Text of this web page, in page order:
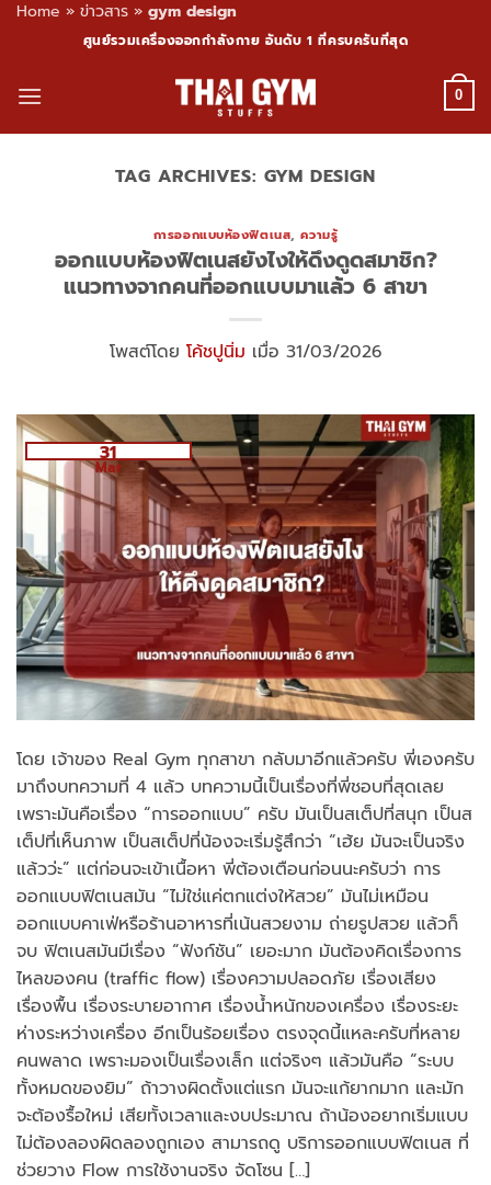
Home » ข่าวสาร » gym design
content
ศูนย์รวมเครื่องออกกำลังกาย อันดับ 1 ที่ครบครันที่สุด
0
TAG ARCHIVES: GYM DESIGN
การออกแบบห้องฟิตเนส,ความรู้
ออกแบบห้องฟิตเนสยังไงให้ดึงดูดสมาชิก?
แนวทางจากคนที่ออกแบบมาแล้ว 6 สาขา
โพสต์โดย โค้ชปูนิ่ม เมื่อ 31/03/2026
31
Mar
โดย เจ้าของ Real Gym ทุกสาขา กลับมาอีกแล้วครับ พี่เองครับ
มาถึงบทความที่ 4 แล้ว บทความนี้เป็นเรื่องที่พี่ชอบที่สุดเลย
เพราะมันคือเรื่อง “การออกแบบ” ครับ มันเป็นสเต็ปที่สนุก เป็นส
เต็ปที่เห็นภาพ เป็นสเต็ปที่น้องจะเริ่มรู้สึกว่า “เฮ้ย มันจะเป็นจริง
แล้วว่ะ” แต่ก่อนจะเข้าเนื้อหา พี่ต้องเตือนก่อนนะครับว่า การ
ออกแบบฟิตเนสมัน “ไม่ใช่แค่ตกแต่งให้สวย” มันไม่เหมือน
ออกแบบคาเฟ่หรือร้านอาหารที่เน้นสวยงาม ถ่ายรูปสวย แล้วก็
จบ ฟิตเนสมันมีเรื่อง “ฟังก์ชัน” เยอะมาก มันต้องคิดเรื่องการ
ไหลของคน (traffic flow) เรื่องความปลอดภัย เรื่องเสียง
เรื่องพื้น เรื่องระบายอากาศ เรื่องน้ำหนักของเครื่อง เรื่องระยะ
ห่างระหว่างเครื่อง อีกเป็นร้อยเรื่อง ตรงจุดนี้แหละครับที่หลาย
คนพลาด เพราะมองเป็นเรื่องเล็ก แต่จริงๆ แล้วมันคือ “ระบบ
ทั้งหมดของยิม” ถ้าวางผิดตั้งแต่แรก มันจะแก้ยากมาก และมัก
จะต้องรื้อใหม่ เสียทั้งเวลาและงบประมาณ ถ้าน้องอยากเริ่มแบบ
ไม่ต้องลองผิดลองถูกเอง สามารถดู บริการออกแบบฟิตเนส ที่
ช่วยวาง Flow การใช้งานจริง จัดโซน […]